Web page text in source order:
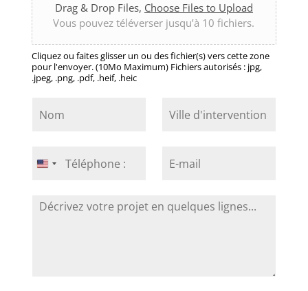
Drag & Drop Files, Choose Files to Upload
Vous pouvez téléverser jusqu’à 10 fichiers.
Cliquez ou faites glisser un ou des fichier(s) vers cette zone
pour l'envoyer. (10Mo Maximum) Fichiers autorisés : jpg,
.jpeg, .png, .pdf, .heif, .heic
n
United
+1
i